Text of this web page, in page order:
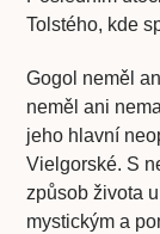
Tolstého, kde
Gogol neměl
neměl ani
jeho hlavní
Vielgorské. S
způsob života
mystickým a